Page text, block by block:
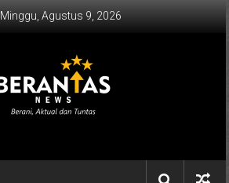
Minggu, Agustus 9, 2026